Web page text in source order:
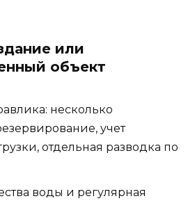
или
объект
несколько
учет
отдельная разводка по
воды и регулярная